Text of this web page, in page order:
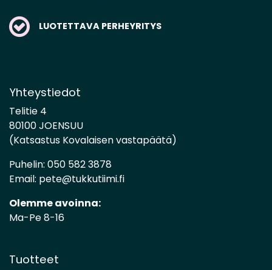
LUOTETTAVA PERHEYRITYS
Yhteystiedot
Telitie 4
80100 JOENSUU
(Katsastus Kovalaisen vastapäätä)
Puhelin: 050 582 3878
Email: pete@tukkutiimi.fi
Olemme avoinna:
Ma-Pe 8-16
Tuotteet